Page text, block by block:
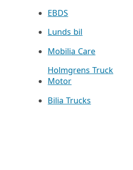
EBDS
Lunds bil
Mobilia Care
Holmgrens Truck
Motor
Bilia Trucks